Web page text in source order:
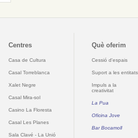
Centres
Casa de Cultura
Casal Torreblanca
Xalet Negre
Casal Mira-sol
Casino La Floresta
Casal Les Planes
Sala Clavé - La Unió
Què oferim
Cessió d'espais
Suport a les entitats
Impuls a la
creativitat
La Pua
Oficina Jove
Bar Bocamoll